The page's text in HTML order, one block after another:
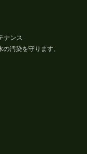
ナンス
汚染を守ります。